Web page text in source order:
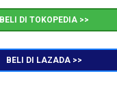
BELI DI TOKOPEDIA >>
BELI DI LAZADA >>